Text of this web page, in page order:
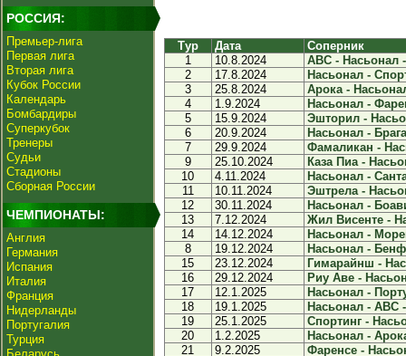
РОССИЯ:
Премьер-лига
Первая лига
Вторая лига
Кубок России
Календарь
Бомбардиры
Суперкубок
Тренеры
Судьи
Стадионы
Сборная России
ЧЕМПИОНАТЫ:
Англия
Германия
Испания
Италия
Франция
Нидерланды
Португалия
Турция
Тур Дата
Соперник
1
10.8.2024
АВС - Насьонал
2
17.8.2024
Насьонал -
3
25.8.2024
Арока -
4
1.9.2024
Насьонал -
5
15.9.2024
Эшторил -
6
20.9.2024
Насьонал -
7
29.9.2024
Фамаликан -
9
25.10.2024
Каза Пиа -
10
4.11.2024
Насьонал -
11
10.11.2024
Эштрела -
12
30.11.2024
Насьонал -
13
7.12.2024
Жил Висенте -
14
14.12.2024
Насьонал -
8
19.12.2024
Насьонал -
15
23.12.2024
Гимарайнш -
16
29.12.2024
Риу Аве -
17
12.1.2025
Насьонал -
18
19.1.2025
Насьонал - АВС
19
25.1.2025
Спортинг -
20
1.2.2025
Насьонал -
21
9.2.2025
Фаренсе -